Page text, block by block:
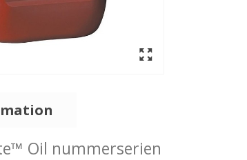
Oil nummerserien